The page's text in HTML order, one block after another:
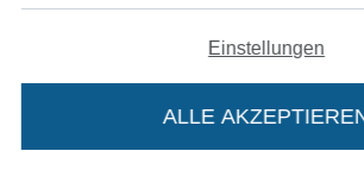
Alle Preise inkl. der
Deutsch
Nederlands
In den In
Einstellungen
ALLE